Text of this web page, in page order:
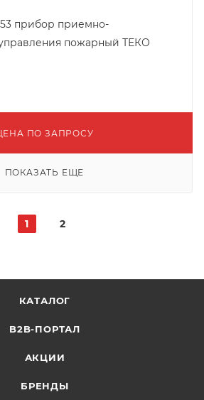
прибор приемно-
пожарный ТЕКО
ПО ЗАПРОСУ
ПОКАЗАТЬ ЕЩЕ
1 2
КАТАЛОГ
B2B-ПОРТАЛ
АКЦИИ
БРЕНДЫ